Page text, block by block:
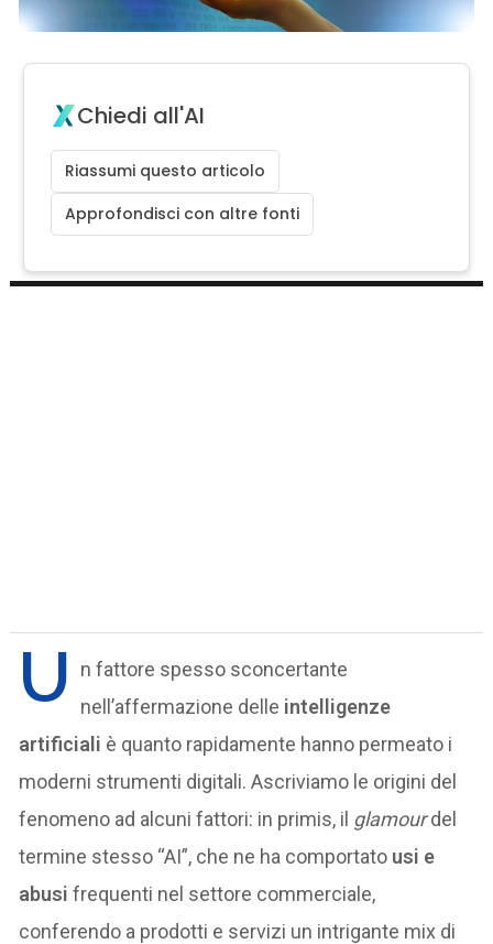
Chiedi all'AI
Riassumi questo articolo
Approfondisci con altre fonti
U
n fattore spesso sconcertante
nell’affermazione delle intelligenze
artificiali è quanto rapidamente hanno permeato i
moderni strumenti digitali. Ascriviamo le origini del
fenomeno ad alcuni fattori: in primis, il glamourdel
termine stesso “AI”, che ne ha comportato usi e
abusifrequenti nel settore commerciale,
conferendo a prodotti e servizi un intrigante mix di